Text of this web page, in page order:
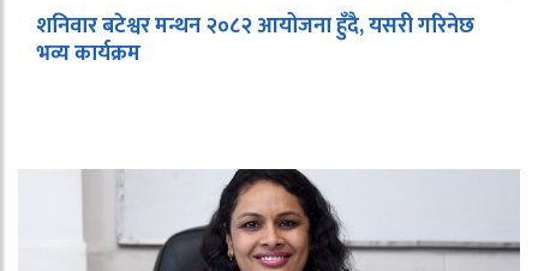
शनिवार बटेश्वर मन्थन २०८२ आयोजना हुँदै, यसरी गरिनेछ
भव्य कार्यक्रम